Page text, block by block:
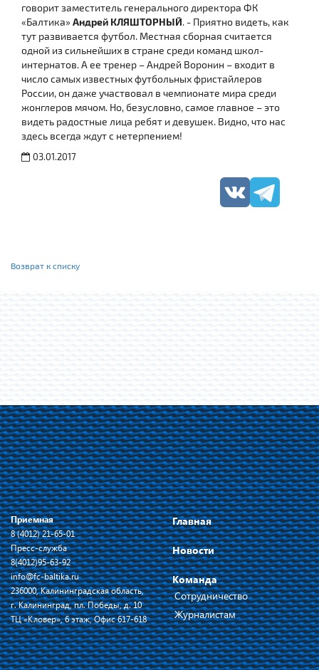
говорит заместитель генерального директора ФК
«Балтика» Андрей КЛЯШТОРНЫЙ. - Приятно видеть, как
тут развивается футбол. Местная сборная считается
одной из сильнейших в стране среди команд школ-
интернатов. А ее тренер – Андрей Воронин – входит в
число самых известных футбольных фристайлеров
России, он даже участвовал в чемпионате мира среди
жонглеров мячом. Но, безусловно, самое главное – это
видеть радостные лица ребят и девушек. Видно, что нас
здесь всегда ждут с нетерпением!
03.01.2017
Возврат к списку
Приемная
8 (4012) 21-65-01
Пресс-служба
8(4012)95-63-92
info@fc-baltika.ru
236000, Калининградская область,
г. Калининград, пл. Победы, д. 10
ТЦ «Кловер», 6 этаж, Офис 617-618
Главная
Новости
Команда
Сотрудничество
Журналистам